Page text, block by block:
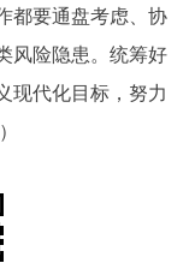
都要通盘考虑、协
风险隐患。统筹好
现代化目标，努力